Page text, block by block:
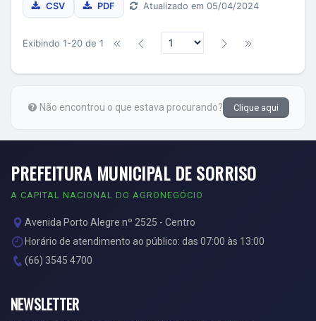
CSV PDF Atualizado em 05/04/2024
Exibindo 1-20 de 1
Não encontrou o que estava procurando? Clique aqui
PREFEITURA MUNICIPAL DE SORRISO
A CAPITAL NACIONAL DO AGRONEGÓCIO
Avenida Porto Alegre nº 2525 - Centro
Horário de atendimento ao público: das 07:00 às 13:00
(66) 3545 4700
NEWSLETTER